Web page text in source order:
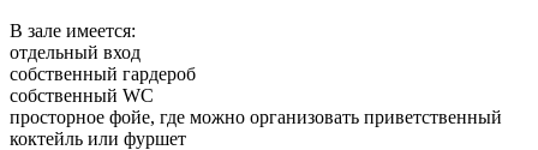
В зале имеется:
отдельный вход
собственный гардероб
собственный WC
просторное фойе, где можно организовать приветственный
коктейль или фуршет